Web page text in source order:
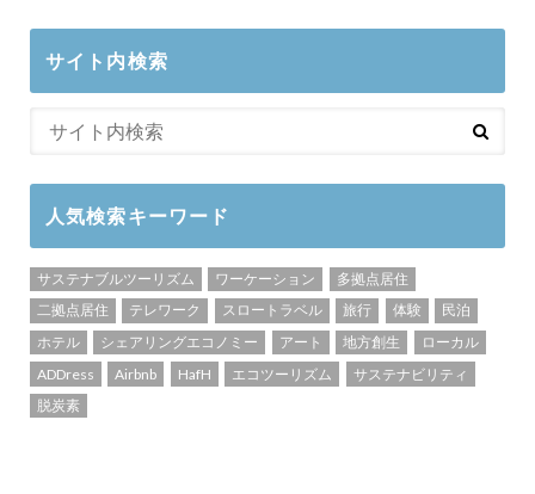
サイト内検索
人気検索キーワード
サステナブルツーリズム ワーケーション
多拠点居住
二拠点居住
テレワーク スロートラベル 旅行 体験
民泊
ホテル
シェアリングエコノミー アート 地方創生
ローカル
ADDress
Airbnb HafH エコツーリズム
サステナビリティ
脱炭素